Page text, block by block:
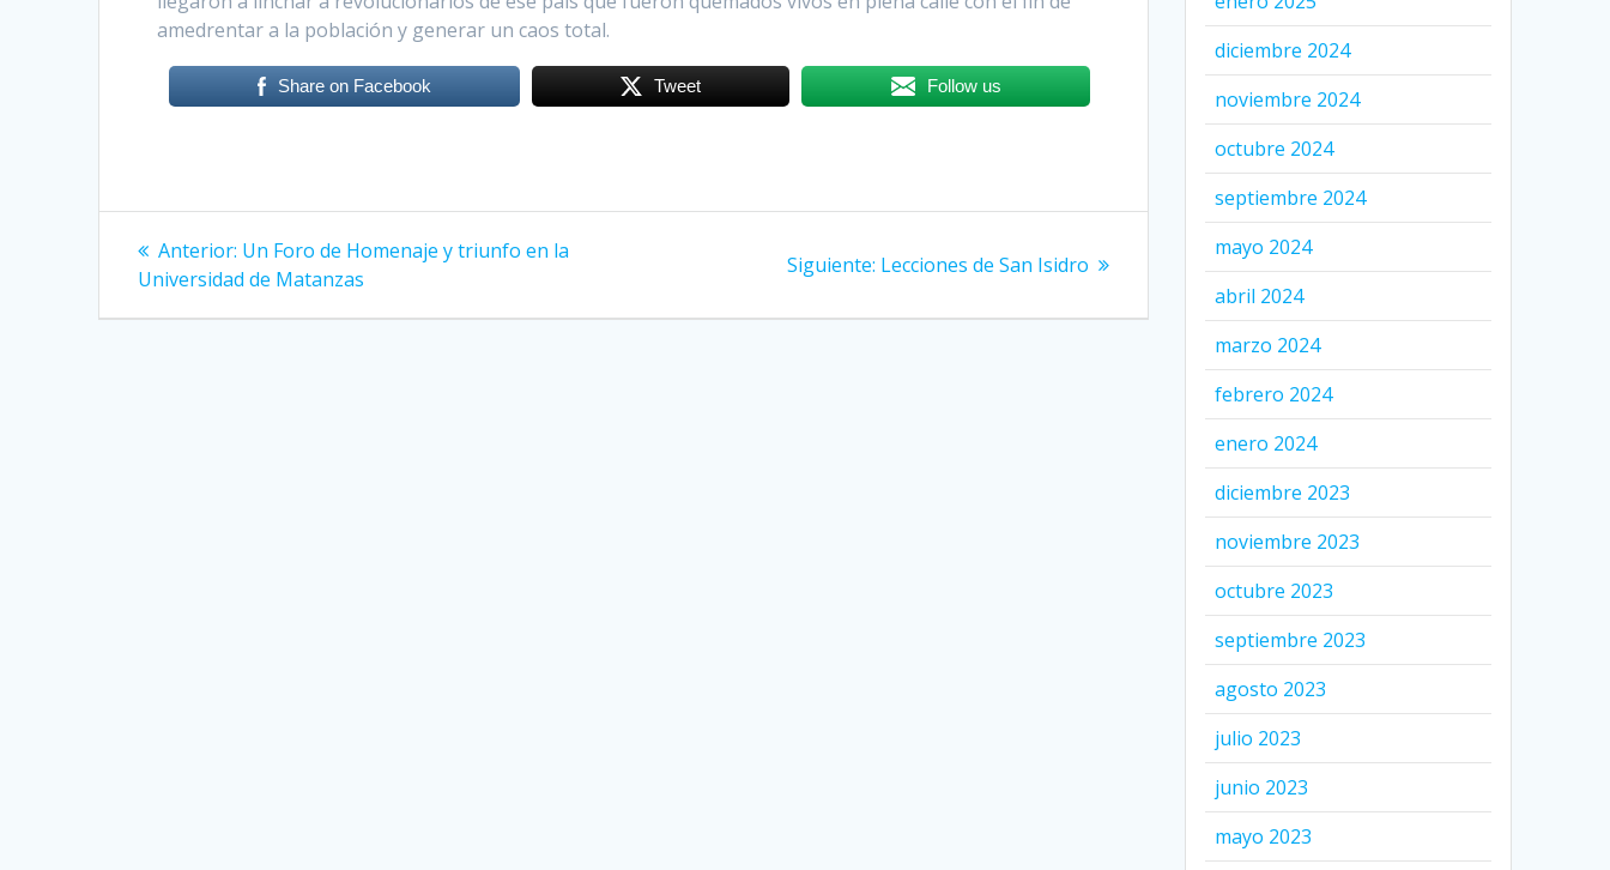
amedrentar a la población y generar un caos total.
Share on Facebook Tweet Follow us
Navegación
de
Anterior: Entrada
anterior:
Un Foro de Homenaje y triunfo en la
Universidad de Matanzas
Siguiente: Siguiente
Lecciones de San Isidro
diciembre 2024
noviembre 2024
octubre 2024
septiembre 2024
mayo 2024
abril 2024
marzo 2024
febrero 2024
enero 2024
diciembre 2023
noviembre 2023
octubre 2023
septiembre 2023
agosto 2023
julio 2023
junio 2023
mayo 2023